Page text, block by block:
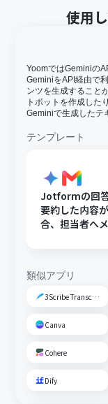
使用
YoomではGeminiの
GeminiをAPI経由で
ンツを生成すること
トボットを作成した
Geminiで生成したテ
テンプレート
Jotformの回
要約した内容
合、担当者へ
類似アプリ
3Scribe Transcription
Canva
Cohere
Dify